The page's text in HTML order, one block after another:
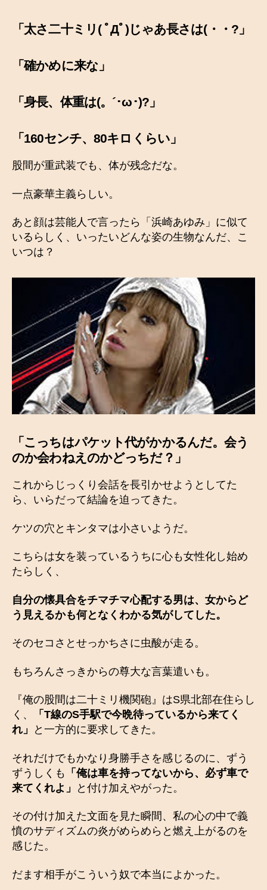
「太さ二十ミリ( ﾟДﾟ)じゃあ長さは(・・?」
「確かめに来な」
「身長、体重は(。´･ω･)?」
「160センチ、80キロくらい」
股間が重武装でも、体が残念だな。
一点豪華主義らしい。
あと顔は芸能人で言ったら「浜崎あゆみ」に似て
いるらしく、いったいどんな姿の生物なんだ、こ
いつは？
「こっちはパケット代がかかるんだ。会う
のか会わねえのかどっちだ？」
これからじっくり会話を長引かせようとしてた
ら、いらだって結論を迫ってきた。
ケツの穴とキンタマは小さいようだ。
こちらは女を装っているうちに心も女性化し始め
たらしく、
自分の懐具合をチマチマ心配する男は、女からど
う見えるかも何となくわかる気がしてした。
そのセコさとせっかちさに虫酸が走る。
もちろんさっきからの尊大な言葉遣いも。
『俺の股間は二十ミリ機関砲』はS県北部在住らし
く、
「 T線のS手駅で今晩待っているから来てく
れ」
と一方的に要求してきた。
それだけでもかなり身勝手さを感じるのに、ずう
ずうしくも 「俺は車を持ってないから、必ず車で
来てくれよ」
と付け加えやがった。
その付け加えた文面を見た瞬間、私の心の中で義
憤のサディズムの炎がめらめらと燃え上がるのを
感じた。
だます相手がこういう奴で本当によかった。